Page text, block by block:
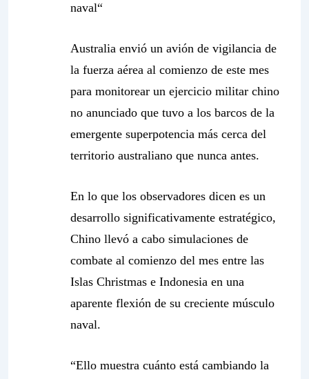
naval“
Australia envió un avión de vigilancia de
la fuerza aérea al comienzo de este mes
para monitorear un ejercicio militar chino
no anunciado que tuvo a los barcos de la
emergente superpotencia más cerca del
territorio australiano que nunca antes.
En lo que los observadores dicen es un
desarrollo significativamente estratégico,
Chino llevó a cabo simulaciones de
combate al comienzo del mes entre las
Islas Christmas e Indonesia en una
aparente flexión de su creciente músculo
naval.
“Ello muestra cuánto está cambiando la